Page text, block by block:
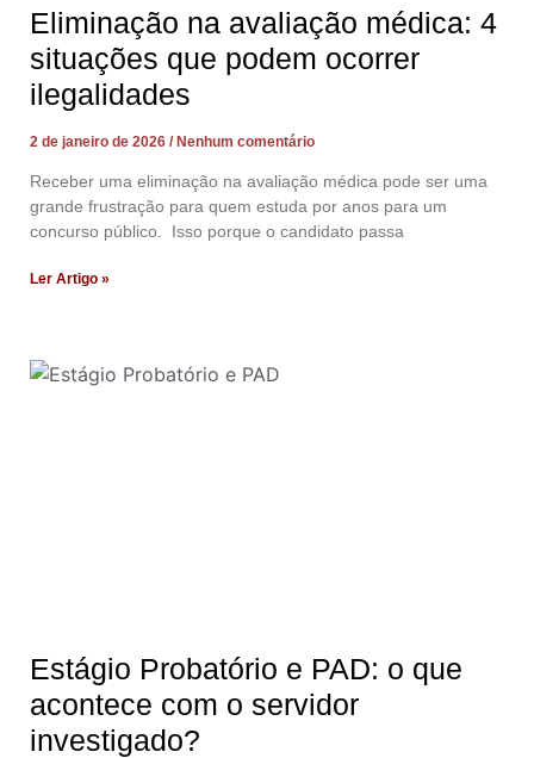
Eliminação na avaliação médica: 4
situações que podem ocorrer
ilegalidades
2 de janeiro de 2026 Nenhum comentário
Receber uma eliminação na avaliação médica pode ser uma
grande frustração para quem estuda por anos para um
concurso público. Isso porque o candidato passa
Ler Artigo »
Estágio Probatório e PAD: o que
acontece com o servidor
investigado?